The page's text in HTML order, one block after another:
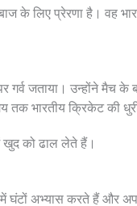
के लिए प्रेरणा है। वह
गर्व जताया। उन्होंने मैच के
तक भारतीय क्रिकेट की
खुद को ढाल लेते हैं।
घंटों अभ्यास करते हैं और